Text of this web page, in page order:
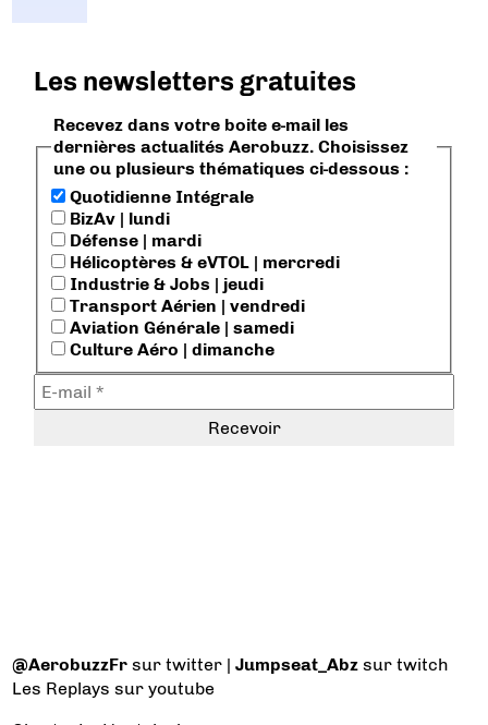
Les newsletters gratuites
Recevez dans votre boite e-mail les
dernières actualités Aerobuzz. Choisissez
une ou plusieurs thématiques ci-dessous :
Quotidienne Intégrale
BizAv | lundi
Défense | mardi
Hélicoptères & eVTOL | mercredi
Industrie & Jobs | jeudi
Transport Aérien | vendredi
Aviation Générale | samedi
Culture Aéro | dimanche
@AerobuzzFr sur twitter |Jumpseat_Abz sur twitch
Les Replays sur youtube